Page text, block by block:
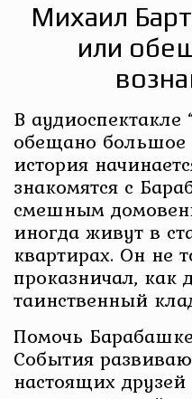
Михаил
или
В
обещано большое
история
знакомятся с
смешным
иногда живут в
квартирах. Он не
проказничал, как
таинственный
Помочь
События
настоящих